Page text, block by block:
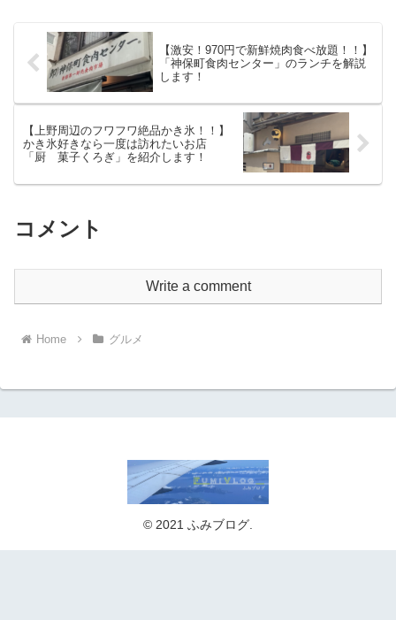
【激安！970円で新鮮焼肉食べ放題！！】
「神保町食肉センター」のランチを解説
します！
【上野周辺のフワフワ絶品かき氷！！】
かき氷好きなら一度は訪れたいお店
「厨 菓子くろぎ」を紹介します！
コメント
Write a comment
Home グルメ
© 2021 ふみブログ.